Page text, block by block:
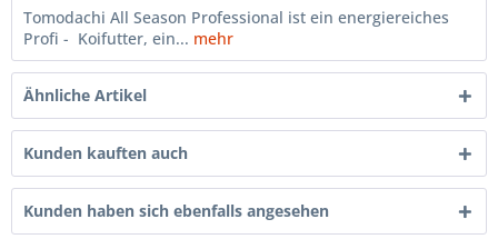
Tomodachi All Season Professional ist ein energiereiches
Profi - Koifutter, ein... mehr
Ähnliche Artikel
Kunden kauften auch
Kunden haben sich ebenfalls angesehen